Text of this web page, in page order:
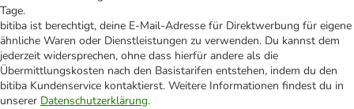
Tage.
bitiba ist berechtigt, deine E-Mail-Adresse für Direktwerbung für eigene
ähnliche Waren oder Dienstleistungen zu verwenden. Du kannst dem
jederzeit widersprechen, ohne dass hierfür andere als die
Übermittlungskosten nach den Basistarifen entstehen, indem du den
bitiba Kundenservice kontaktierst. Weitere Informationen findest du in
unserer Datenschutzerklärung.